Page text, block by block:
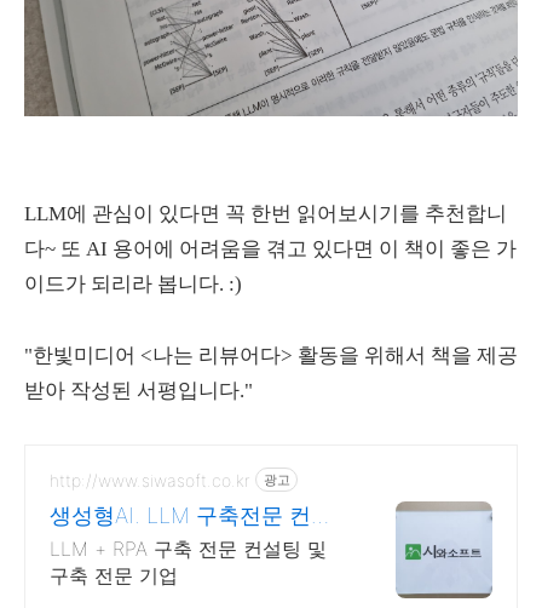
LLM에 관심이 있다면 꼭 한번 읽어보시기를 추천합니
다~ 또 AI 용어에 어려움을 겪고 있다면 이 책이 좋은 가
이드가 되리라 봅니다. :)
"한빛미디어 <나는 리뷰어다> 활동을 위해서 책을 제공
받아 작성된 서평입니다."
http://www.siwasoft.co.kr 광고
생성형AI. LLM 구축전문 컨설
팅 전문 인력 다수 보유
LLM + RPA 구축 전문 컨설팅 및
구축 전문 기업